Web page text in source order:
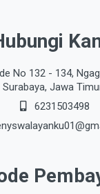
No 132 - 134,
Surabaya, Jawa
6231503498